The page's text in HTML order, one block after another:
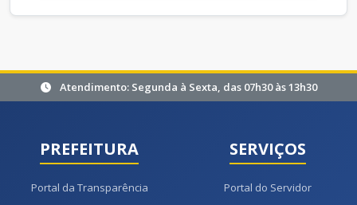
Atendimento: Segunda à Sexta, das 07h30 às 13h30
PREFEITURA
Portal da Transparência
SERVIÇOS
Portal do Servidor